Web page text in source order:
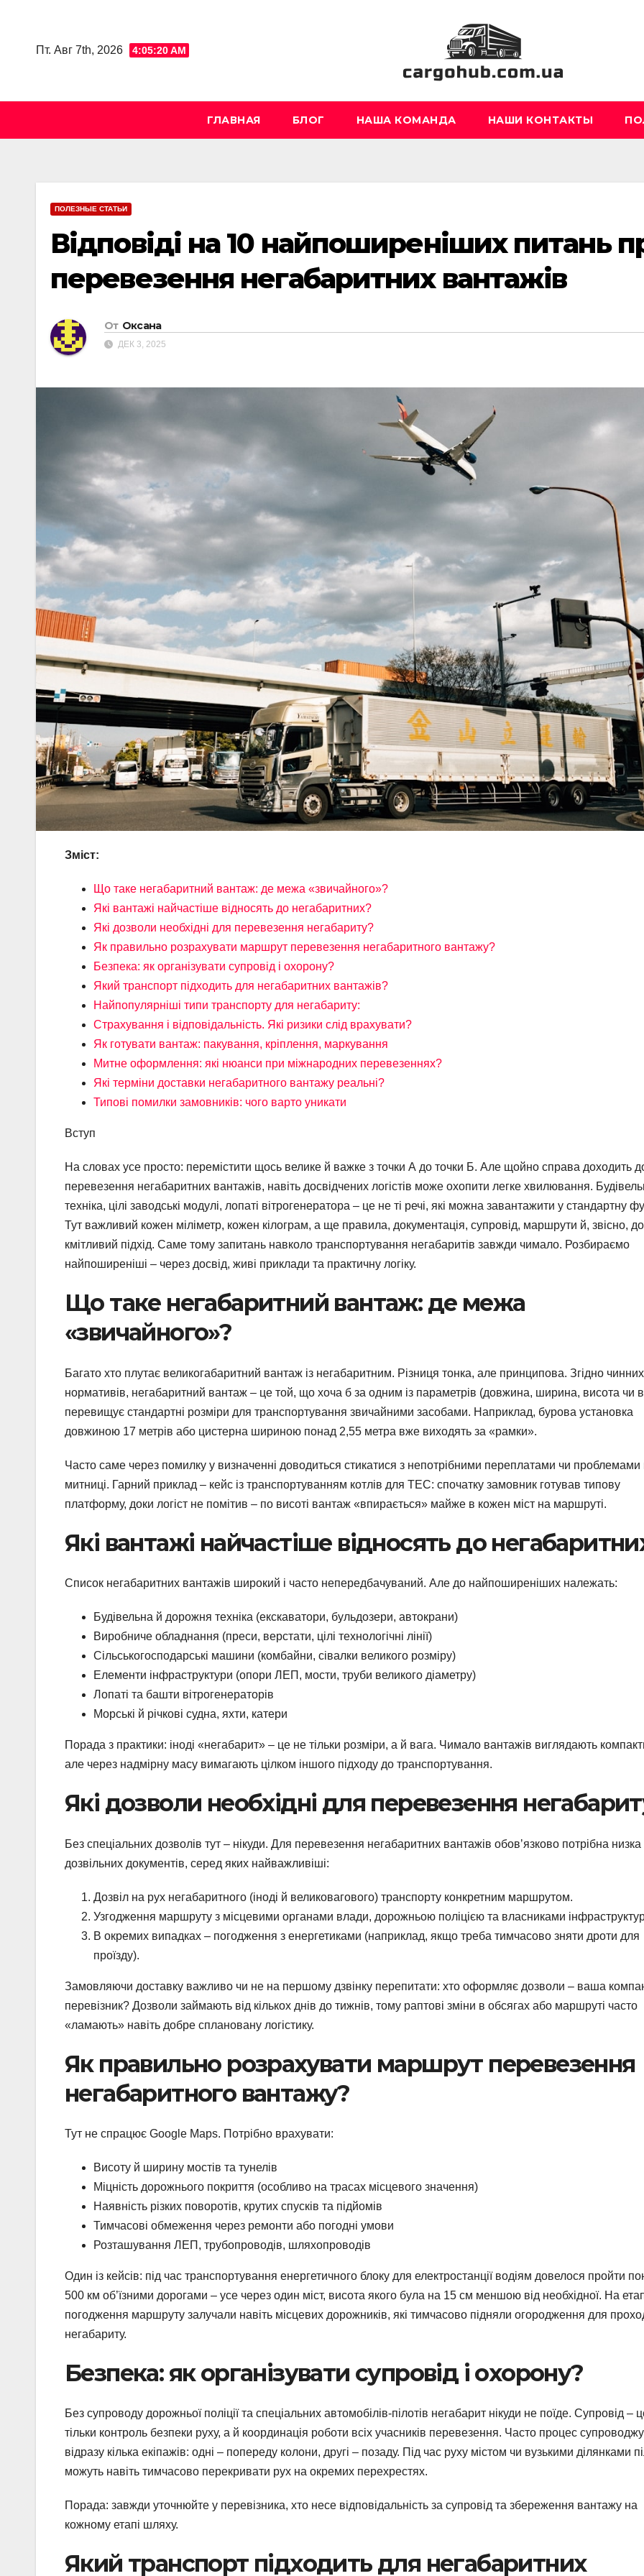
Пт. Авг 7th, 2026 4:05:22 AM
ГЛАВНАЯ БЛОГ НАША КОМАНДА НАШИ КОНТАКТЫ
ПОЛЕЗНЫЕ СТАТЬИ
Відповіді на 10 найпоширеніших питань
перевезення негабаритних вантажів
От Оксана
ДЕК 3, 2025
Зміст:
Що таке негабаритний вантаж: де межа «звичайного»?
Які вантажі найчастіше відносять до негабаритних?
Які дозволи необхідні для перевезення негабариту?
Як правильно розрахувати маршрут перевезення негабаритного вантажу?
Безпека: як організувати супровід і охорону?
Який транспорт підходить для негабаритних вантажів?
Найпопулярніші типи транспорту для негабариту:
Страхування і відповідальність. Які ризики слід врахувати?
Як готувати вантаж: пакування, кріплення, маркування
Митне оформлення: які нюанси при міжнародних перевезеннях?
Які терміни доставки негабаритного вантажу реальні?
Типові помилки замовників: чого варто уникати
Вступ
На словах усе просто: перемістити щось велике й важке з точки А до точки Б. Але щойно справа доходить
перевезення негабаритних вантажів, навіть досвідчених логістів може охопити легке хвилювання.
техніка, цілі заводські модулі, лопаті вітрогенератора – це не ті речі, які можна завантажити у стандартну
Тут важливий кожен міліметр, кожен кілограм, а ще правила, документація, супровід, маршрути й, звісно,
кмітливий підхід. Саме тому запитань навколо транспортування негабаритів завжди чимало. Розбираємо
найпоширеніші – через досвід, живі приклади та практичну логіку.
Що таке негабаритний вантаж: де межа
«звичайного»?
Багато хто плутає великогабаритний вантаж із негабаритним. Різниця тонка, але принципова. Згідно чинних
нормативів, негабаритний вантаж – це той, що хоча б за одним із параметрів (довжина, ширина, висота чи
перевищує стандартні розміри для транспортування звичайними засобами. Наприклад, бурова установка
довжиною 17 метрів або цистерна шириною понад 2,55 метра вже виходять за «рамки».
Часто саме через помилку у визначенні доводиться стикатися з непотрібними переплатами чи проблемами
митниці. Гарний приклад – кейс із транспортуванням котлів для ТЕС: спочатку замовник готував типову
платформу, доки логіст не помітив – по висоті вантаж «впирається» майже в кожен міст на маршруті.
Які вантажі найчастіше відносять до
Список негабаритних вантажів широкий і часто непередбачуваний. Але до найпоширеніших належать:
Будівельна й дорожня техніка (екскаватори, бульдозери, автокрани)
Виробниче обладнання (преси, верстати, цілі технологічні лінії)
Сільськогосподарські машини (комбайни, сівалки великого розміру)
Елементи інфраструктури (опори ЛЕП, мости, труби великого діаметру)
Лопаті та башти вітрогенераторів
Морські й річкові судна, яхти, катери
Порада з практики: іноді «негабарит» – це не тільки розміри, а й вага. Чимало вантажів виглядають
але через надмірну масу вимагають цілком іншого підходу до транспортування.
Які дозволи необхідні для перевезення
Без спеціальних дозволів тут – нікуди. Для перевезення негабаритних вантажів обовʼязково потрібна низка
дозвільних документів, серед яких найважливіші:
Дозвіл на рух негабаритного (іноді й великовагового) транспорту конкретним маршрутом.
Узгодження маршруту з місцевими органами влади, дорожньою поліцією та власниками
В окремих випадках – погодження з енергетиками (наприклад, якщо треба тимчасово зняти дроти для
проїзду).
Замовляючи доставку важливо чи не на першому дзвінку перепитати: хто оформляє дозволи – ваша
перевізник? Дозволи займають від кількох днів до тижнів, тому раптові зміни в обсягах або маршруті часто
«ламають» навіть добре сплановану логістику.
Як правильно розрахувати маршрут перевезення
негабаритного вантажу?
Тут не спрацює Google Maps. Потрібно врахувати:
Висоту й ширину мостів та тунелів
Міцність дорожнього покриття (особливо на трасах місцевого значення)
Наявність різких поворотів, крутих спусків та підйомів
Тимчасові обмеження через ремонти або погодні умови
Розташування ЛЕП, трубопроводів, шляхопроводів
Один із кейсів: під час транспортування енергетичного блоку для електростанції водіям довелося пройти
500 км об’їзними дорогами – усе через один міст, висота якого була на 15 см меншою від необхідної. На
погодження маршруту залучали навіть місцевих дорожників, які тимчасово підняли огородження для
негабариту.
Безпека: як організувати супровід і охорону?
Без супроводу дорожньої поліції та спеціальних автомобілів-пілотів негабарит нікуди не поїде. Супровід –
тільки контроль безпеки руху, а й координація роботи всіх учасників перевезення. Часто процес
відразу кілька екіпажів: одні – попереду колони, другі – позаду. Під час руху містом чи вузькими ділянками
можуть навіть тимчасово перекривати рух на окремих перехрестях.
Порада: завжди уточнюйте у перевізника, хто несе відповідальність за супровід та збереження вантажу на
кожному етапі шляху.
Який транспорт підходить для негабаритних